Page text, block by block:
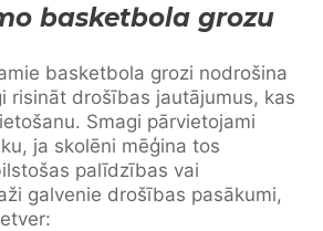
basketbola grozu
basketbola grozi nodrošina
risināt drošības jautājumus, kas
Smagi pārvietojami
ja skolēni mēģina tos
palīdzības vai
galvenie drošības pasākumi,